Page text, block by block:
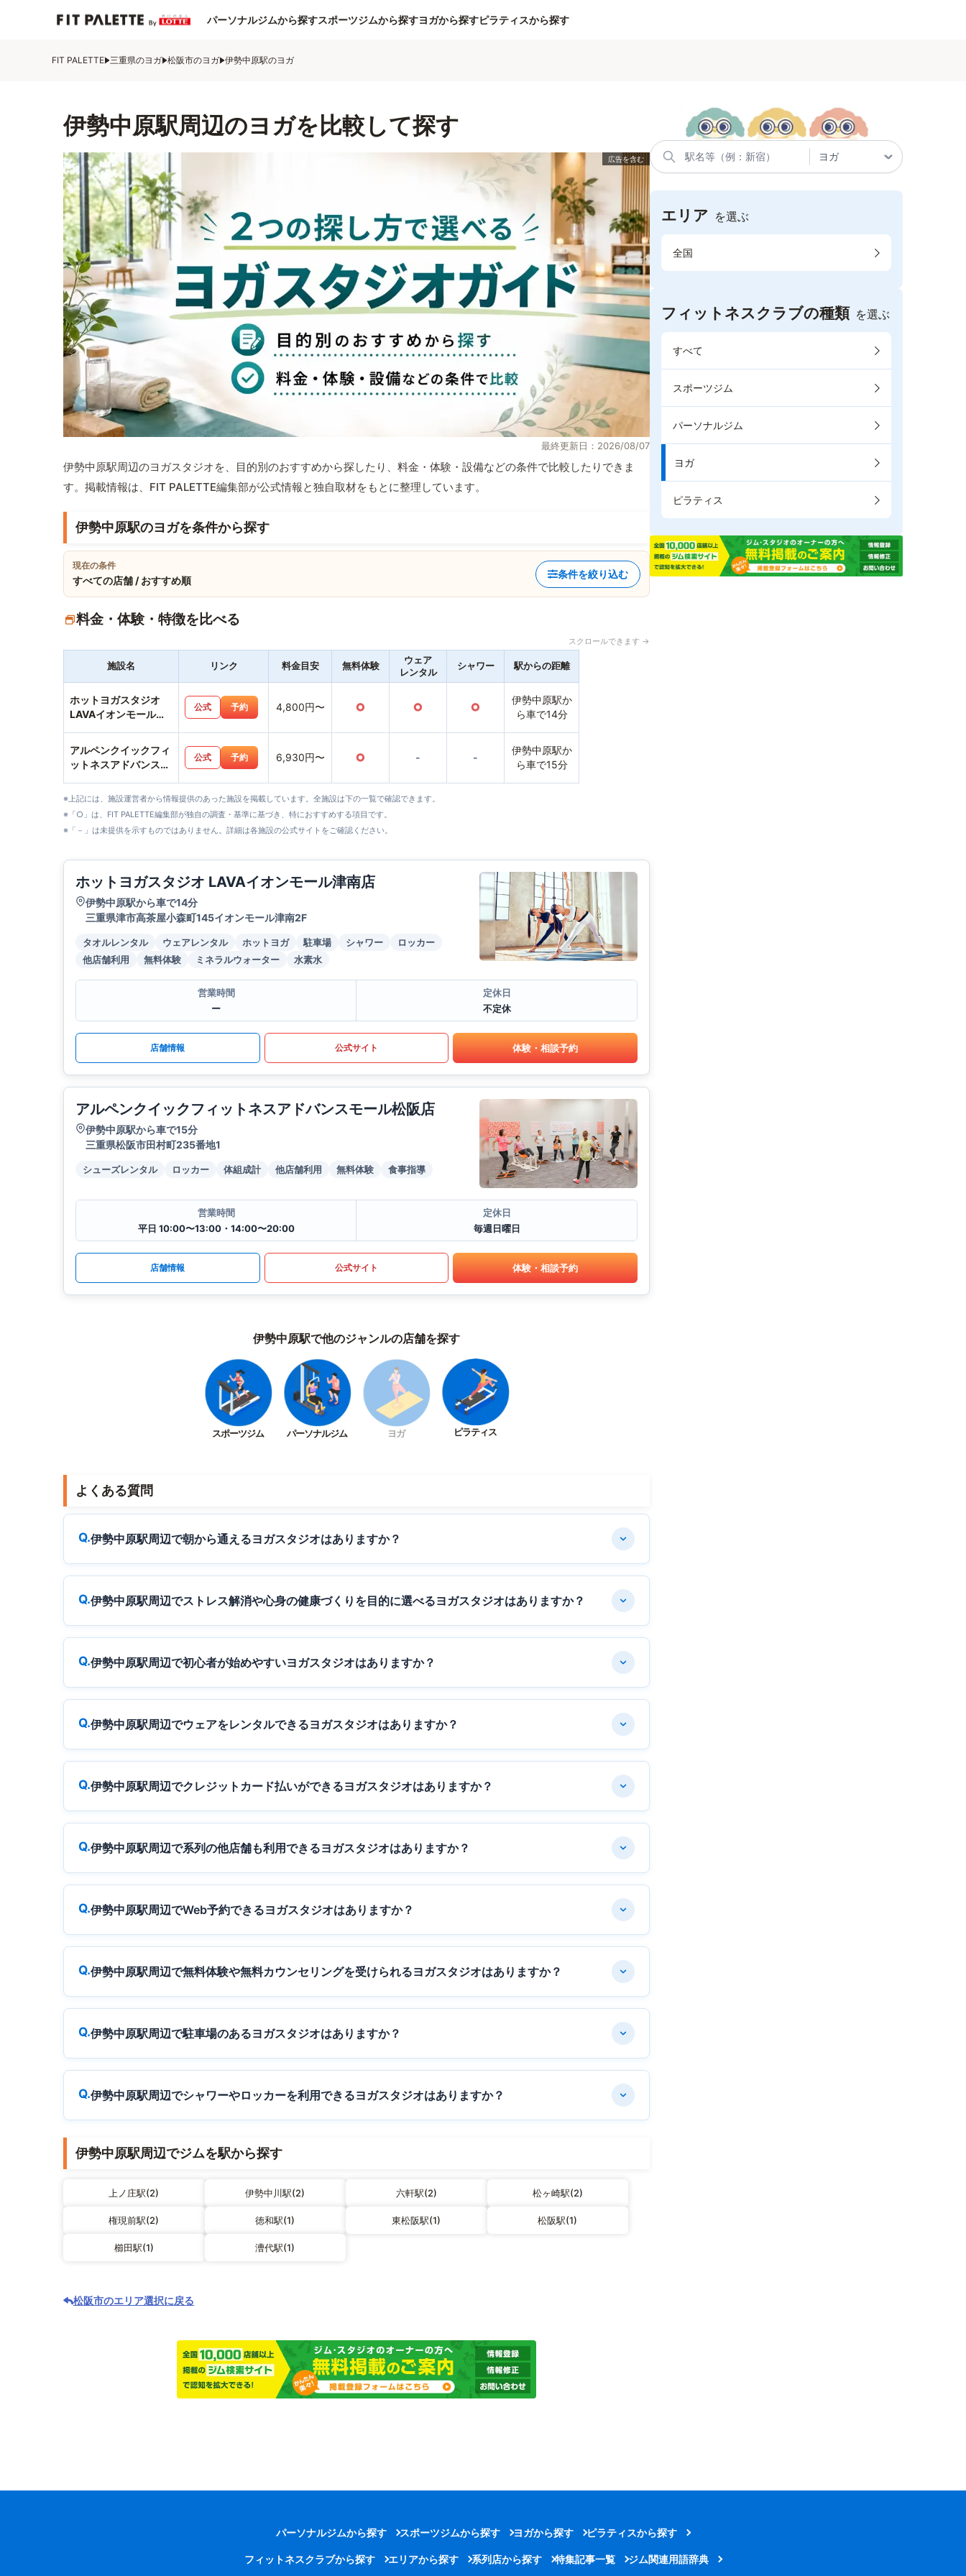
パーソナルジムから探すスポーツジムから探すヨガから探すピラティスから探す
FIT PALETTE 三重県のヨガ 松阪市のヨガ 伊勢中原駅のヨガ
伊勢中原駅周辺のヨガを比較して探す
最終更新日：2026/08/07
伊勢中原駅周辺のヨガスタジオを、目的別のおすすめから探したり、料金・体験・設備などの条件で比較したりできま
す。掲載情報は、FIT PALETTE編集部が公式情報と独自取材をもとに整理しています。
伊勢中原駅のヨガを条件から探す
現在の条件
すべての店舗 / おすすめ順
条件を絞り込む
料金・体験・特徴を比べる
スクロールできます →
施設名 リンク 料金目安 無料体験
ウェア
レンタル
シャワー 駅からの距離
ホットヨガスタジオ
LAVAイオンモール津
公式 予約 4,800円〜 ○ ○ ○
伊勢中原駅か
ら車で14分
アルペンクイックフィ
ットネスアドバンスモ
公式 予約 6,930円〜 ○ - -
伊勢中原駅か
ら車で15分
※上記には、施設運営者から情報提供のあった施設を掲載しています。全施設は下の一覧で確認できます。
※「○」は、FIT PALETTE編集部が独自の調査・基準に基づき、特におすすめする項目です。
※「－」は未提供を示すものではありません。詳細は各施設の公式サイトをご確認ください。
ホットヨガスタジオ LAVAイオンモール津南店
伊勢中原駅から車で14分
三重県津市高茶屋小森町145イオンモール津南2F
タオルレンタル ウェアレンタル ホットヨガ 駐車場 シャワー
ロッカー
他店舗利用
無料体験 ミネラルウォーター 水素水
営業時間
ー
定休日
不定休
店舗情報 公式サイト 体験・相談予約
アルペンクイックフィットネスアドバンスモール松阪店
伊勢中原駅から車で15分
三重県松阪市田村町235番地1
シューズレンタル ロッカー 体組成計 他店舗利用 無料体験 食事指導
営業時間
平日 10:00〜13:00・14:00〜20:00
定休日
毎週日曜日
店舗情報 公式サイト 体験・相談予約
伊勢中原駅で他のジャンルの店舗を探す
スポーツジム パーソナルジム ヨガ ピラティス
よくある質問
伊勢中原駅周辺で朝から通えるヨガスタジオはありますか？
伊勢中原駅周辺でストレス解消や心身の健康づくりを目的に選べるヨガスタジオはありますか？
伊勢中原駅周辺で初心者が始めやすいヨガスタジオはありますか？
伊勢中原駅周辺でウェアをレンタルできるヨガスタジオはありますか？
伊勢中原駅周辺でクレジットカード払いができるヨガスタジオはありますか？
伊勢中原駅周辺で系列の他店舗も利用できるヨガスタジオはありますか？
伊勢中原駅周辺でWeb予約できるヨガスタジオはありますか？
伊勢中原駅周辺で無料体験や無料カウンセリングを受けられるヨガスタジオはありますか？
伊勢中原駅周辺で駐車場のあるヨガスタジオはありますか？
伊勢中原駅周辺でシャワーやロッカーを利用できるヨガスタジオはありますか？
伊勢中原駅周辺でジムを駅から探す
上ノ庄駅(2) 伊勢中川駅(2) 六軒駅(2) 松ヶ崎駅(2)
権現前駅(2) 徳和駅(1) 東松阪駅(1) 松阪駅(1)
櫛田駅(1) 漕代駅(1)
松阪市のエリア選択に戻る
エリア を選ぶ
全国
フィットネスクラブの種類 を選ぶ
すべて
スポーツジム
パーソナルジム
ヨガ
ピラティス
パーソナルジムから探す スポーツジムから探す ヨガから探す ピラティスから探す
フィットネスクラブから探す エリアから探す 系列店から探す 特集記事一覧 ジム関連用語辞典